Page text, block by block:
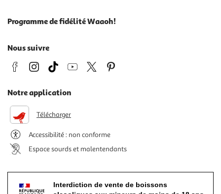
Programme de fidélité Waaoh!
Nous suivre
Notre application
Télécharger
Accessibilité : non conforme
Espace sourds et malentendants
Interdiction de vente de boissons